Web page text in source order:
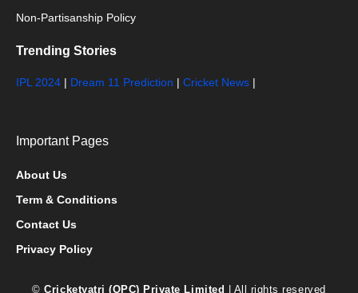
Non-Partisanship Policy
Trending Stories
IPL 2024 | Dream 11 Prediction | Cricket News |
Important Pages
About Us
Term & Conditions
Contact Us
Privacy Policy
©Cricketyatri (OPC) Private Limited | All rights reserved